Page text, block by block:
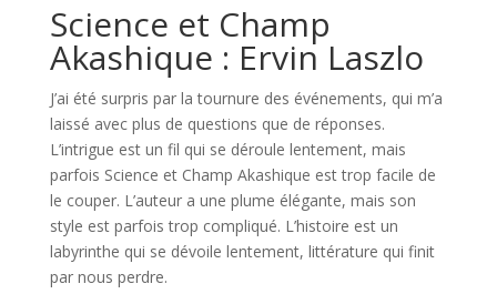
Science et Champ
Akashique : Ervin Laszlo
J’ai été surpris par la tournure des événements, qui m’a
laissé avec plus de questions que de réponses.
L’intrigue est un fil qui se déroule lentement, mais
parfois Science et Champ Akashique est trop facile de
le couper. L’auteur a une plume élégante, mais son
style est parfois trop compliqué. L’histoire est un
labyrinthe qui se dévoile lentement, littérature qui finit
par nous perdre.